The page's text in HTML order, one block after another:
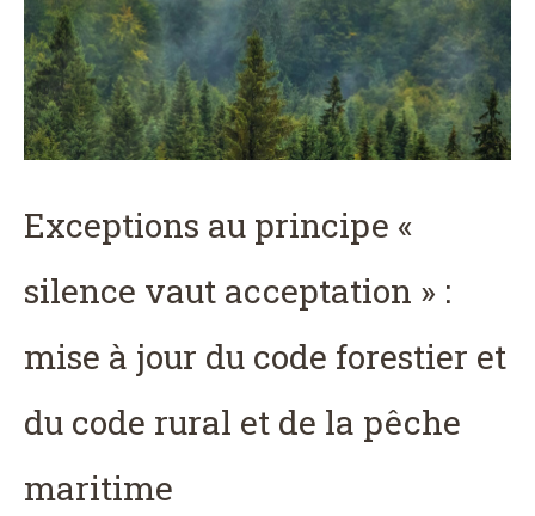
Exceptions au principe «
silence vaut acceptation » :
mise à jour du code forestier et
du code rural et de la pêche
maritime